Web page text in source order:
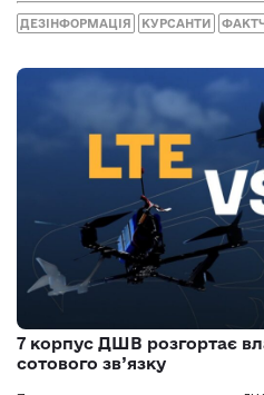
ДЕЗІНФОРМАЦІЯ КУРСАНТИ
7 корпус ДШВ розгортає
сотового зв’язку